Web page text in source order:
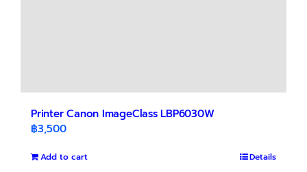
Printer Canon ImageClass LBP6030W
฿3,500
Add to cart Details